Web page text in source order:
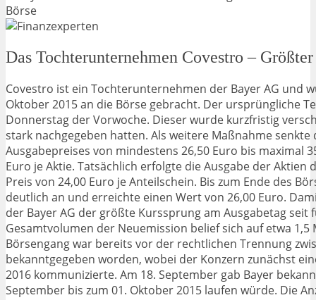
Das Tochterunternehmen Covestro –
Covestro ist ein Tochterunternehmen der Bayer AG und
Oktober 2015 an die Börse gebracht. Der ursprüngliche
Donnerstag der Vorwoche. Dieser wurde kurzfristig
stark nachgegeben hatten. Als weitere Maßnahme senkte
Ausgabepreises von mindestens 26,50 Euro bis maximal
Euro je Aktie. Tatsächlich erfolgte die Ausgabe der Aktien
Preis von 24,00 Euro je Anteilschein. Bis zum Ende des
deutlich an und erreichte einen Wert von 26,00 Euro.
der Bayer AG der größte Kurssprung am Ausgabetag seit
Gesamtvolumen der Neuemission belief sich auf etwa
Börsengang war bereits vor der rechtlichen Trennung
bekanntgegeben worden, wobei der Konzern zunächst
2016 kommunizierte. Am 18. September gab Bayer
September bis zum 01. Oktober 2015 laufen würde. Die